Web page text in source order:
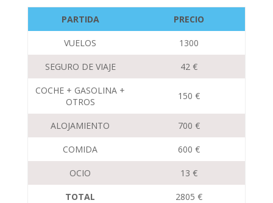
PARTIDA PRECIO
VUELOS 1300
SEGURO DE VIAJE 42 €
COCHE + GASOLINA +
OTROS
150 €
ALOJAMIENTO 700 €
COMIDA 600 €
OCIO 13 €
TOTAL
2805 €